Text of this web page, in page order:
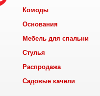
Комоды
Основания
Мебель для спальни
Стулья
Распродажа
Садовые качели